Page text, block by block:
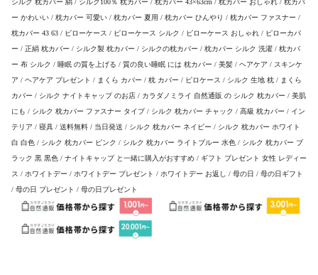
シルク 枕カバー 絹 / シルク100％ 枕カバー / 枕カバー 43×63cm / 枕カバー おしゃれ / 枕カバ
ー かわいい / 枕カバー 可愛い / 枕カバー 夏用 / 枕カバー ひんやり / 枕カバー ファスナー /
枕カバー 43 63 / ピローケース / ピローケース シルク / ピローケース おしゃれ / ピローカバ
ー / 正絹 枕カバー / シルク製 枕カバー / シルクの枕カバー / 枕カバー シルク 洗濯 / 枕カバ
ー 布 シルク / 睡眠 の質を上げる / 質の良い睡眠 には 枕カバー / 美髪 / ヘアケア / スキンケ
ア / ヘアケア プレゼント / まくら カバー / 枕 カバー / ピロケース / シルク 生地 枕 / まくら
カバー / シルク ナイトキャップ のお店 / カラダノミライ 自然通販 の シルク 枕カバー / 美肌
にも / シルク 枕カバー ファスナー タイプ / シルク 枕カバー チャック / 高級 枕カバー / イン
テリア / 寝具 / 送料無料 / 当日発送 / シルク 枕カバー ネイビー / シルク 枕カバー ホワイト
白 白色 / シルク 枕カバー ピンク / シルク 枕カバー ライトブルー 水色 / シルク 枕カバー ブ
ラック 黒 黒色 / ナイトキャップ と一緒に購入がおすすめ / ギフト プレゼント 女性 レディー
ス / ホワイトデー / ホワイトデー プレゼント / ホワイトデー お返し / 母の日 / 母の日ギフト
/ 母の日 プレゼント / 母の日プレゼント